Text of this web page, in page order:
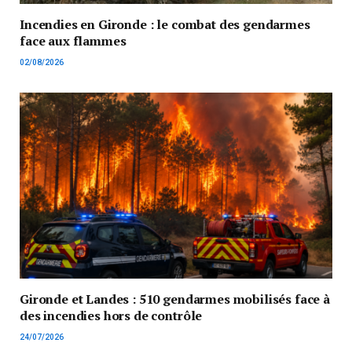
Incendies en Gironde : le combat des gendarmes
face aux flammes
02/08/2026
Gironde et Landes : 510 gendarmes mobilisés face à
des incendies hors de contrôle
24/07/2026